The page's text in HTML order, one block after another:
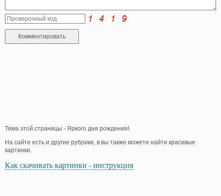
Тема этой страницы - Яркого дня рождения!.
На сайте есть и другие рубрики, в вы также можете найти красивые
картинки.
Как скачивать картинки - инструкция